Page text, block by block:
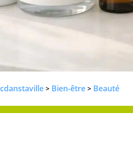
> Bien-être > Beauté